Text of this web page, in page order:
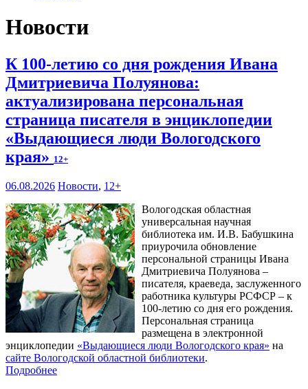
Новости
К 100-летию со дня рождения Ивана
Дмитриевича Полуянова:
актуализирована персональная
страница писателя в энциклопедии
«Выдающиеся люди Вологодского
края» 12+
06.08.2026 Новости, 12+
Вологодская областная
универсальная научная
библиотека им. И.В. Бабушкина
приурочила обновление
персональной страницы Ивана
Дмитриевича Полуянова –
писателя, краеведа, заслуженного
работника культуры РСФСР – к
100‑летию со дня его рождения.
Персональная страница
размещена в электронной
энциклопедии «Выдающиеся люди Вологодского края» на
сайте Вологодской областной библиотеки.
Подробнее